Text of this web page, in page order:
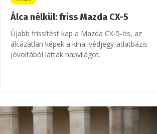
Álca nélkül: friss Mazda CX-5
Újabb frissítést kap a Mazda CX-5-ös, az
álcázatlan képek a kínai védjegy-adatbázis
jóvoltából láttak napvilágot.